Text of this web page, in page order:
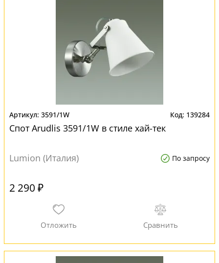
3591/1W 139284
Спот Arudlis 3591/1W в стиле хай-тек
Lumion (Италия) По запросу
2 290 ₽